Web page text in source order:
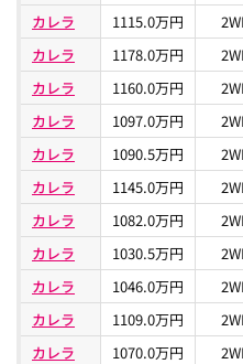
カレラ
1115.0万円
カレラ
1178.0万円
カレラ
1160.0万円
カレラ
1097.0万円
カレラ
1090.5万円
カレラ
1145.0万円
カレラ
1082.0万円
カレラ
1030.5万円
カレラ
1046.0万円
カレラ
1109.0万円
カレラ
1070.0万円